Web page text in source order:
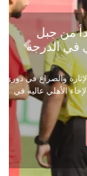
دوري
في
Next